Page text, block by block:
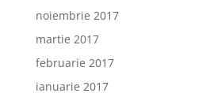
noiembrie 2017
martie 2017
februarie 2017
ianuarie 2017